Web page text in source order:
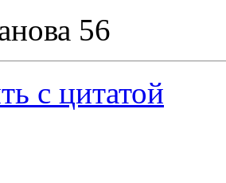
56
с цитатой